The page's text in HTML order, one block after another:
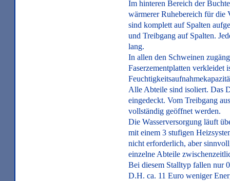
Im hinteren Bereich der
wärmerer Ruhebereich für die
sind komplett auf Spalten
und Treibgang auf Spalten.
lang.
In allen den Schweinen
Faserzementplatten verkleidet
Alle Abteile sind isoliert. Das
eingedeckt. Vom Treibgang
vollständig geöffnet werden.
Die Wasserversorgung läuft
mit einem 3 stufigen
nicht erforderlich, aber
einzelne Abteile
Bei diesem Stalltyp fallen nur
D.H. ca. 11 Euro weniger